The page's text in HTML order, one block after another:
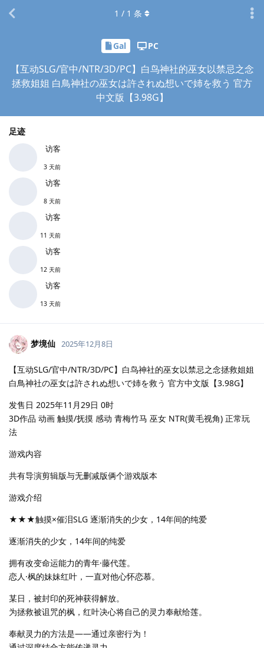
Gal PC
【互动SLG/官中/NTR/3D/PC】白鸟神社的巫女以禁忌之念
拯救姐姐 白鳥神社の巫女は許されぬ想いで姉を救う 官方
中文版【3.98G】
足迹
访客
3 天前
访客
8 天前
访客
11 天前
访客
12 天前
访客
13 天前
1 / 1 条
梦境仙 2025年12月8日
【互动SLG/官中/NTR/3D/PC】白鸟神社的巫女以禁忌之念拯救姐姐
白鳥神社の巫女は許されぬ想いで姉を救う 官方中文版【3.98G】
发售日 2025年11月29日 0时
3D作品 动画 触摸/抚摸 感动 青梅竹马 巫女 NTR(黄毛视角) 正常玩
法
游戏内容
共有导演剪辑版与无删减版俩个游戏版本
游戏介绍
★★★触摸×催泪SLG 逐渐消失的少女，14年间的纯爱
逐渐消失的少女，14年间的纯爱
拥有改变命运能力的青年·藤代莲。
恋人·枫的妹妹红叶，一直对他心怀恋慕。
某日，被封印的死神获得解放。
为拯救被诅咒的枫，红叶决心将自己的灵力奉献给莲。
奉献灵力的方法是——通过亲密行为！